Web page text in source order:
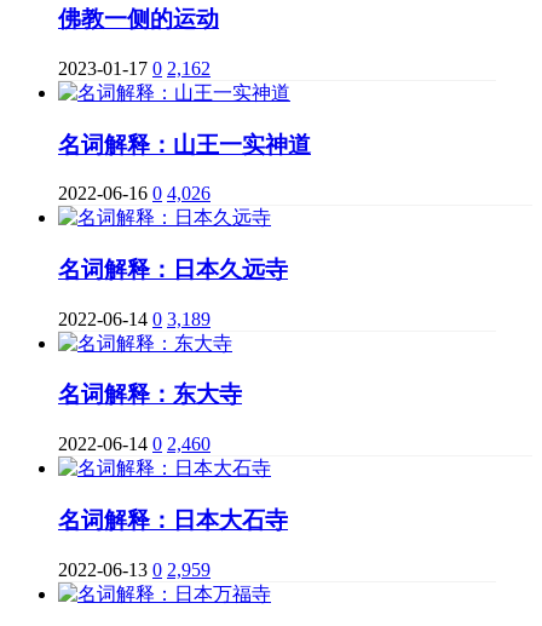
佛教一侧的运动
2023-01-17 0 2,162
名词解释：山王一实神道
2022-06-16 0 4,026
名词解释：日本久远寺
2022-06-14 0 3,189
名词解释：东大寺
2022-06-14 0 2,460
名词解释：日本大石寺
2022-06-13 0 2,959